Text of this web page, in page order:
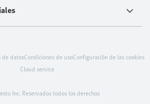
Inc. Reservados todos los derechos
de datosCondiciones de usoConfiguración de las cookies
Cloud service